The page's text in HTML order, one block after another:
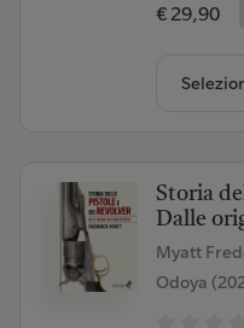
€ 29,90
Storia
Dalle
Myatt
Odoya